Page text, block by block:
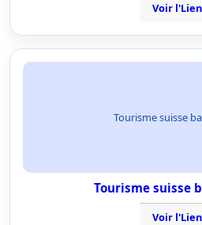
Voir l'Lien
Tourisme suisse
Tourisme suisse
Voir l'Lien